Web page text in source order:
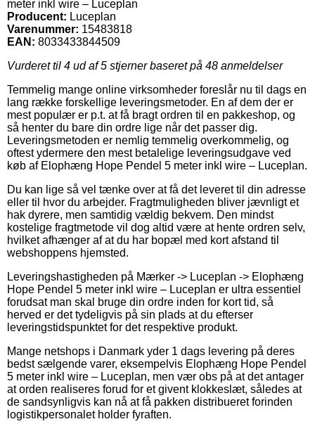
meter inkl wire – Luceplan
Producent: Luceplan
Varenummer: 15483818
EAN: 8033433844509
Vurderet til 4 ud af 5 stjerner baseret på 48 anmeldelser
Temmelig mange online virksomheder foreslår nu til dags en
lang række forskellige leveringsmetoder. En af dem der er
mest populær er p.t. at få bragt ordren til en pakkeshop, og
så henter du bare din ordre lige når det passer dig.
Leveringsmetoden er nemlig temmelig overkommelig, og
oftest ydermere den mest betalelige leveringsudgave ved
køb af Elophæng Hope Pendel 5 meter inkl wire – Luceplan.
Du kan lige så vel tænke over at få det leveret til din adresse
eller til hvor du arbejder. Fragtmuligheden bliver jævnligt et
hak dyrere, men samtidig vældig bekvem. Den mindst
kostelige fragtmetode vil dog altid være at hente ordren selv,
hvilket afhænger af at du har bopæl med kort afstand til
webshoppens hjemsted.
Leveringshastigheden på Mærker -> Luceplan -> Elophæng
Hope Pendel 5 meter inkl wire – Luceplan er ultra essentiel
forudsat man skal bruge din ordre inden for kort tid, så
herved er det tydeligvis på sin plads at du efterser
leveringstidspunktet for det respektive produkt.
Mange netshops i Danmark yder 1 dags levering på deres
bedst sælgende varer, eksempelvis Elophæng Hope Pendel
5 meter inkl wire – Luceplan, men vær obs på at det antager
at orden realiseres forud for et givent klokkeslæt, således at
de sandsynligvis kan nå at få pakken distribueret forinden
logistikpersonalet holder fyraften.